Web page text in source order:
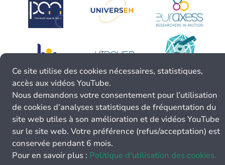
Ce site utilise des cookies nécessaires, statistiques,
accès aux vidéos YouTube.
Nous demandons votre consentement pour l’utilisation
de cookies d’analyses statistiques de fréquentation du
site web utiles à son amélioration et de vidéos YouTube
sur le site web. Votre préférence (refus/acceptation) est
conservée pendant 6 mois.
Pour en savoir plus : Politique d’utilisation des cookies.